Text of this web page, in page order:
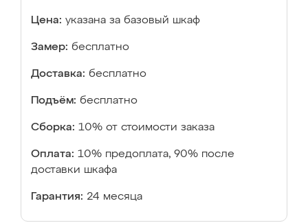
Цена: указана за базовый шкаф
Замер: бесплатно
Доставка: бесплатно
Подъём: бесплатно
Сборка: 10% от стоимости заказа
Оплата: 10% предоплата, 90% после
доставки шкафа
Гарантия: 24 месяца